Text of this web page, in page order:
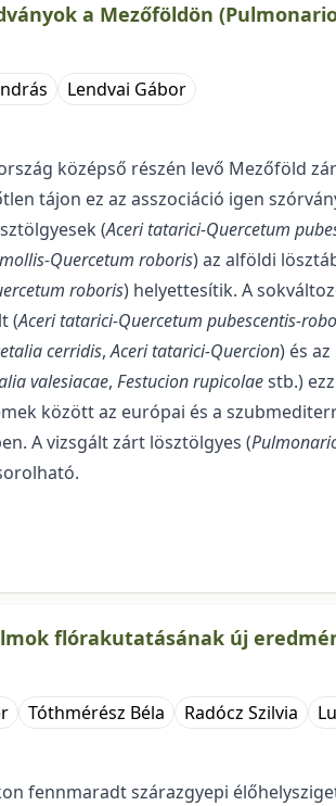
a Mezőföldön
Lendvai Gábor
középső részén levő Mezőföld
tájon ez az asszociáció igen
(Aceri tatarici-Quercetum
Quercetum roboris) az alföldi
roboris) helyette­sítik. A
(Aceri tatarici-Quercetum pubescentis-
cerridis,Aceri tatarici-Quercion) és
valesiacae, Festucion rupicolaestb.)
között az európai és a
A vizsgált zárt lösztöl­gyes (
flórakutatásának új
Tóthmérész Béla Radócz Szilvia
fennmaradt szárazgyepi